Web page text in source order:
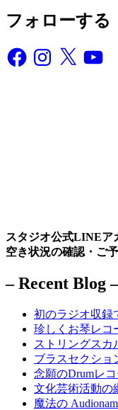
フォローする
FacebookInstagram
X YouTube
スタジオ公式LINEア
空き状況の確認・ご
– Recent Blog –
初のラジオ収録
珍しくお琴レコ
ストリングスカ
ブラスセクショ
念願のDrumレ
文化芸術活動の
魔法の